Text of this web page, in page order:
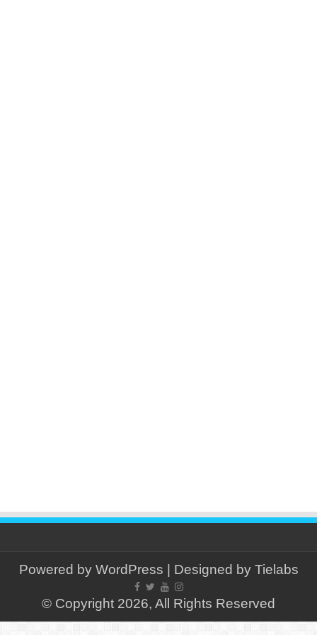
Powered by WordPress | Designed by Tielabs
© Copyright 2026, All Rights Reserved